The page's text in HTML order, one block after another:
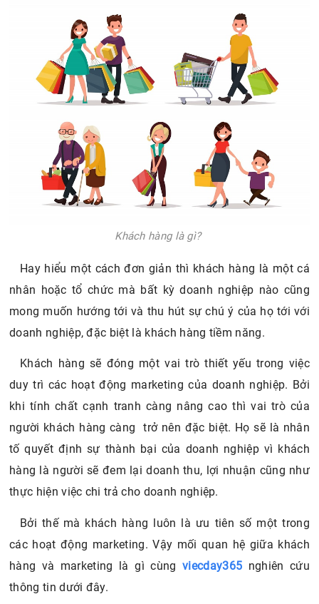
Khách hàng là gì?
Hay hiểu một cách đơn giản thì khách hàng là một cá
nhân hoặc tổ chức mà bất kỳ doanh nghiệp nào cũng
mong muốn hướng tới và thu hút sự chú ý của họ tới với
doanh nghiệp, đặc biệt là khách hàng tiềm năng.
Khách hàng sẽ đóng một vai trò thiết yếu trong việc
duy trì các hoạt động marketing của doanh nghiệp. Bởi
khi tính chất cạnh tranh càng nâng cao thì vai trò của
người khách hàng càng trở nên đặc biệt. Họ sẽ là nhân
tố quyết định sự thành bại của doanh nghiệp vì khách
hàng là người sẽ đem lại doanh thu, lợi nhuận cũng như
thực hiện việc chi trả cho doanh nghiệp.
Bởi thế mà khách hàng luôn là ưu tiên số một trong
các hoạt động marketing. Vậy mối quan hệ giữa khách
hàng và marketing là gì cùngviecday365 nghiên cứu
thông tin dưới đây.